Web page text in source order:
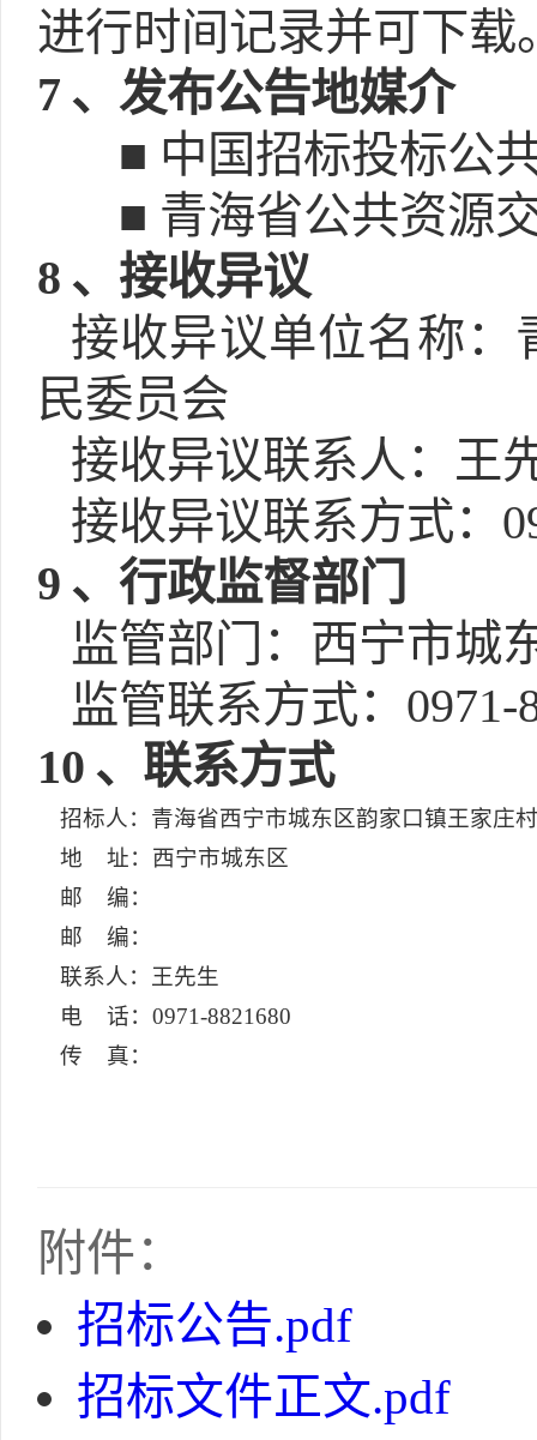
进行时间记录并可下载
7 、发布公告地媒介
■ 中国招标投标公
■ 青海省公共资源
8 、接收异议
接收异议单位名称：
民委员会
接收异议联系人：王
接收异议联系方式：
9 、行政监督部门
监管部门：西宁市城
监管联系方式：0971-
10 、联系方式
招标人：青海省西宁市城东区韵家口镇王家庄
地 址：西宁市城东区
邮 编：
邮 编：
联系人：王先生
电 话：0971-8821680
传 真：
附件：
招标公告.pdf
招标文件正文.pdf